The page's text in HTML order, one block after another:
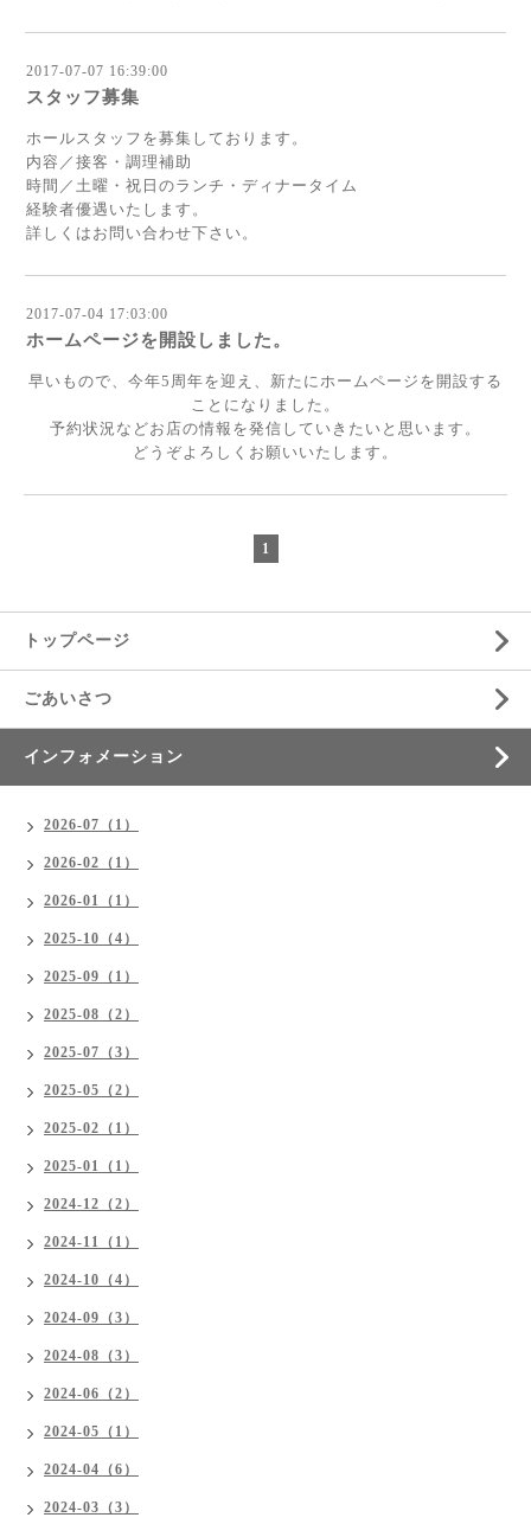
2017-07-07 16:39:00
スタッフ募集
ホールスタッフを募集しております。
内容／接客・調理補助
時間／土曜・祝日のランチ・ディナータイム
経験者優遇いたします。
詳しくはお問い合わせ下さい。
2017-07-04 17:03:00
ホームページを開設しました。
早いもので、今年5周年を迎え、新たにホームページを開設する
ことになりました。
予約状況などお店の情報を発信していきたいと思います。
どうぞよろしくお願いいたします。
1
トップページ
ごあいさつ
インフォメーション
2026-07（1）
2026-02（1）
2026-01（1）
2025-10（4）
2025-09（1）
2025-08（2）
2025-07（3）
2025-05（2）
2025-02（1）
2025-01（1）
2024-12（2）
2024-11（1）
2024-10（4）
2024-09（3）
2024-08（3）
2024-06（2）
2024-05（1）
2024-04（6）
2024-03（3）